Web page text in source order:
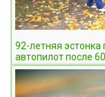
92-летняя эстонка
автопилот после